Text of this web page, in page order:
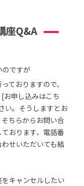
座Q&A
のですが
ておりますので、
お申し込みはこち
い。そうしますとお
ちらからお問い合
おります、電話番
せいただいても結
キャンセルしたい